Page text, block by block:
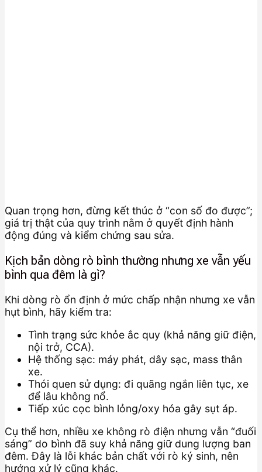
Quan trọng hơn, đừng kết thúc ở “con số đo được”;
giá trị thật của quy trình nằm ở quyết định hành
động đúng và kiểm chứng sau sửa.
Kịch bản dòng rò bình thường nhưng xe vẫn yếu
bình qua đêm là gì?
Khi dòng rò ổn định ở mức chấp nhận nhưng xe vẫn
hụt bình, hãy kiểm tra:
Tình trạng sức khỏe ắc quy (khả năng giữ điện,
nội trở, CCA).
Hệ thống sạc: máy phát, dây sạc, mass thân
xe.
Thói quen sử dụng: đi quãng ngắn liên tục, xe
để lâu không nổ.
Tiếp xúc cọc bình lỏng/oxy hóa gây sụt áp.
Cụ thể hơn, nhiều xe không rò điện nhưng vẫn “đuối
sáng” do bình đã suy khả năng giữ dung lượng ban
đêm. Đây là lỗi khác bản chất với rò ký sinh, nên
hướng xử lý cũng khác.